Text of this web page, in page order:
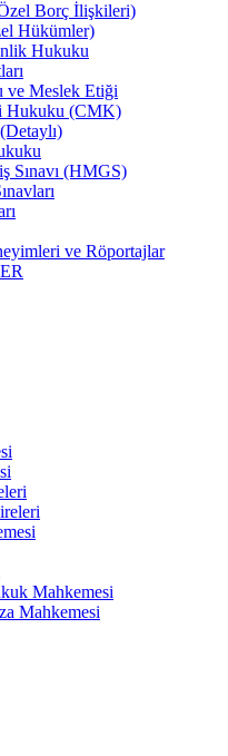
Borç İlişkileri)
Hükümler)
Hukuku
ve Meslek Etiği
Hukuku (CMK)
Sınavı (HMGS)
ve Röportajlar
Mahkemesi
Mahkemesi